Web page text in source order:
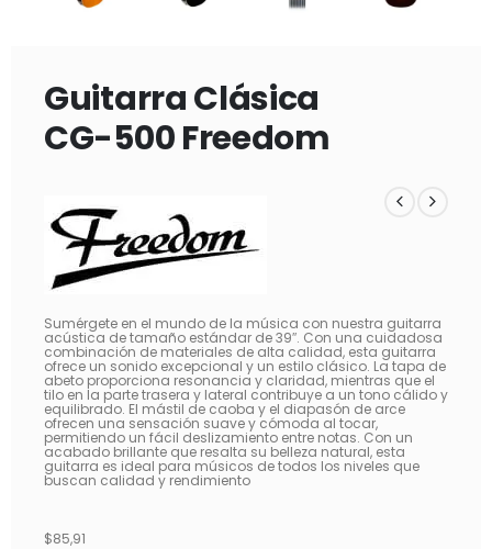
Guitarra Clásica
CG-500 Freedom
Sumérgete en el mundo de la música con nuestra guitarra
acústica de tamaño estándar de 39″. Con una cuidadosa
combinación de materiales de alta calidad, esta guitarra
ofrece un sonido excepcional y un estilo clásico. La tapa de
abeto proporciona resonancia y claridad, mientras que el
tilo en la parte trasera y lateral contribuye a un tono cálido y
equilibrado. El mástil de caoba y el diapasón de arce
ofrecen una sensación suave y cómoda al tocar,
permitiendo un fácil deslizamiento entre notas. Con un
acabado brillante que resalta su belleza natural, esta
guitarra es ideal para músicos de todos los niveles que
buscan calidad y rendimiento
$85,91